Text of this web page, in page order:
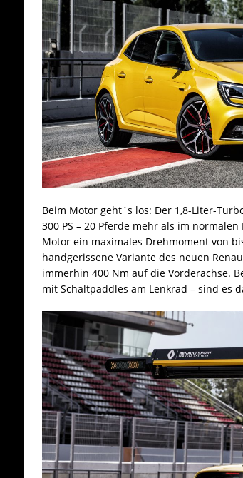
Beim Motor geht´s los: Der 1,8-Liter-
300 PS – 20 Pferde mehr als im
Motor ein maximales Drehmoment von
handgerissene Variante des neuen
immerhin 400 Nm auf die Vorderachse.
mit Schaltpaddles am Lenkrad – sind es